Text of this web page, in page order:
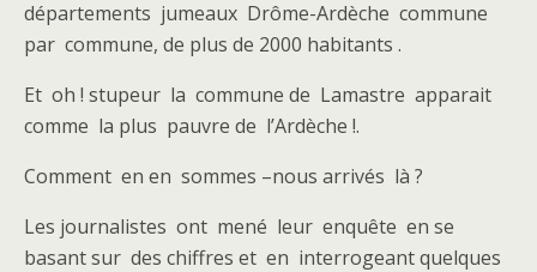
départements jumeaux Drôme-Ardèche commune
par commune, de plus de 2000 habitants .
Et oh ! stupeur la commune de Lamastre apparait
comme la plus pauvre de l’Ardèche !.
Comment en en sommes –nous arrivés là ?
Les journalistes ont mené leur enquête en se
basant sur des chiffres et en interrogeant quelques